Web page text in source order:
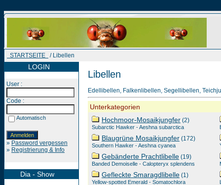
STARTSEITE / Libellen
LOGIN
User :
Code :
Automatisch
» Password vergessen
» Registrierung & Info
Dia - Show
Libellen
Edellibellen, Falkenlibellen, Segellibellen,
Unterkategorien
Hochmoor-Mosaikjungfer (2)
Subarctic Hawker - Aeshna subarctica
Blaugrüne Mosaikjungfer (172)
Southern Hawker - Aeshna cyanea
Gebänderte Prachtlibelle (19)
Banded Demoiselle - Calopteryx splendens
Gefleckte Smaragdlibelle (1)
Yellow-spotted Emerald - Somatochlora